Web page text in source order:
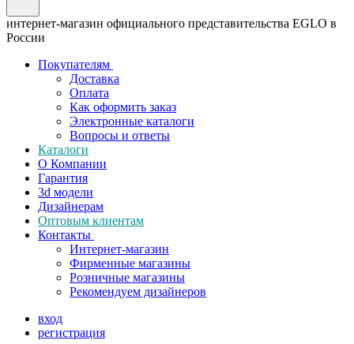
интернет-магазин официального представительства EGLO в
России
Покупателям
Доставка
Оплата
Как оформить заказ
Электронные каталоги
Вопросы и ответы
Каталоги
О Компании
Гарантия
3d модели
Дизайнерам
Оптовым клиентам
Контакты
Интернет-магазин
Фирменные магазины
Розничные магазины
Рекомендуем дизайнеров
вход
регистрация